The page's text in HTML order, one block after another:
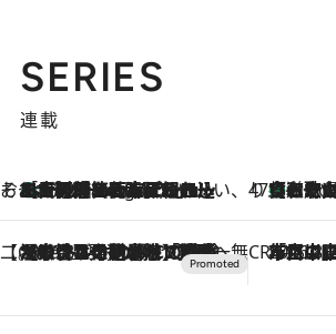
SERIES
連載
そおだよおこの関西おいしい、おやつ紀行
6 Hours Ago
［大阪府箕面市］一皿一皿目の前で仕上げられる、料理を巧みに組み込んだアシェットデセールコース「ミチル アシェット デセール（Michiru assiette dessert）」 47都道府県の手みやげ
6
【和歌山県】この夏絶対食べたい 冷やしておいしいおやつ3選 みかんがごろっと丸ごと入ったジュレ
【CREA×星野リゾート】唯一無二。癒しと発見が待つ場所へ
2026.8.7
【トンボの足水浴】ヒノキの香りに包まれて涼感マックス！約13℃の湧水かけ流しを避暑地「星野温泉 トンボの湯」で体験 CREA'S
「立川にも歌舞伎があるんだよ